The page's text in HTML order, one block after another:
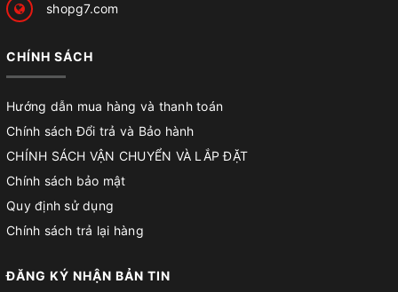
shopg7.com
CHÍNH SÁCH
Hướng dẫn mua hàng và thanh toán
Chính sách Đổi trả và Bảo hành
CHÍNH SÁCH VẬN CHUYỂN VÀ LẮP ĐẶT
Chính sách bảo mật
Quy định sử dụng
Chính sách trả lại hàng
ĐĂNG KÝ NHẬN BẢN TIN